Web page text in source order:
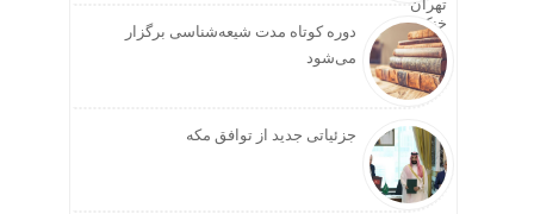
دوره کوتاه مدت شیعه‌شناسی برگزار
می‌شود
جزئیاتی جدید از توافق مکه